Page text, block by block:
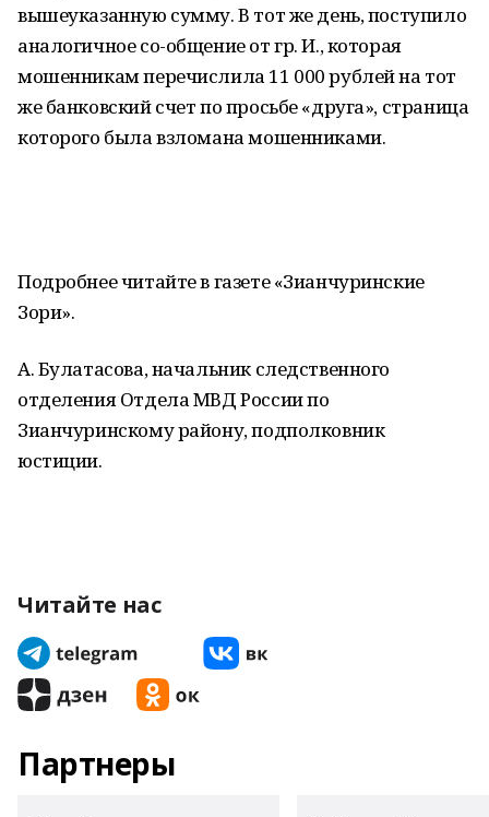
вышеуказанную сумму. В тот же день, поступило
аналогичное со-общение от гр. И., которая
мошенникам перечислила 11 000 рублей на тот
же банковский счет по просьбе «друга», страница
которого была взломана мошенниками.
Подробнее читайте в газете «Зианчуринские
Зори».
А. Булатасова, начальник следственного
отделения Отдела МВД России по
Зианчуринскому району, подполковник
юстиции.
Читайте нас
Партнеры